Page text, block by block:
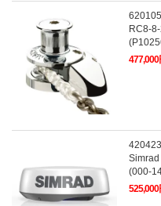
620105
RC8-
420423
(000-